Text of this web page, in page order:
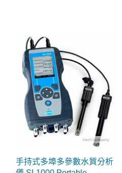
手持式多埠多參數水質分析